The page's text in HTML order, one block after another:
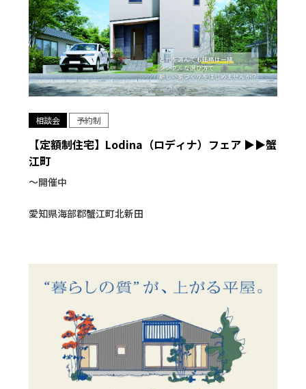
相談会 予約制
【定額制住宅】Lodina（ロディナ）フェア ▶▶蟹
江町
〜開催中
愛知県海部郡蟹江町北新田